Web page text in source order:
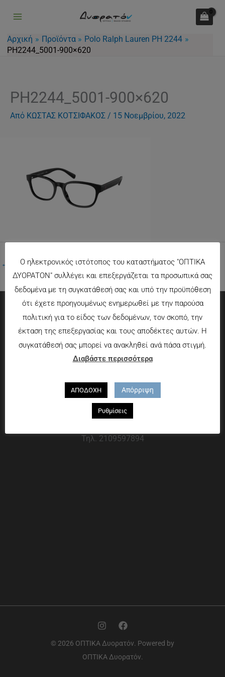
περιεχόμενο
Αρχική Προϊόντα
Polo Ralph Lauren PH 2244
PH2244_5001-900×620
PH2244_5001-900×620
Από ΚΩΣΤΑΣ ΚΟΤΣΙΦΑΚΟΣ / 15 Νοεμβρίου, 2022
← Προηγούμενο Πολυμέσα
Πληροφορίες
Τρόποι πληρωμής
Τρόποι αποστολής
Που θα μας βρείτε
Χαροκόπου 13-15, Αθήνα 176 72
Τηλ. 2109597894
© 2026 ΟΠΤΙΚΑ Δυορατόν. Powered by
ΟΠΤΙΚΑ Δυορατόν.
Ο ηλεκτρονικός ιστότοπος του καταστήματος "ΟΠΤΙΚΑ
ΔΥΟΡΑΤΟΝ" συλλέγει και επεξεργάζεται τα προσωπικά σας
δεδομένα με τη συγκατάθεσή σας και υπό την προϋπόθεση
ότι έχετε προηγουμένως ενημερωθεί με την παρούσα
πολιτική για το είδος των δεδομένων, τον σκοπό, την
έκταση της επεξεργασίας και τους αποδέκτες αυτών. Η
συγκατάθεσή σας μπορεί να ανακληθεί ανά πάσα στιγμή.
Διαβάστε περισσότερα
ΑΠΟΔΟΧΗ Απόρριψη
Ρυθμίσεις